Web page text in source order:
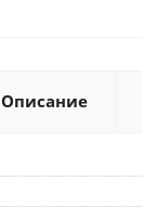
Описание